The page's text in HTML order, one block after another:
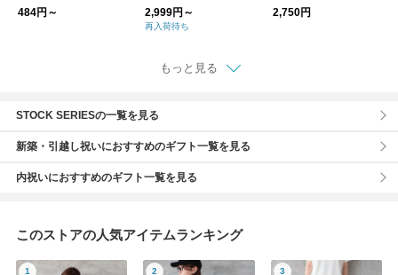
んハンドソープ／松山
油脂
484円～
ic
2,999円～
再入荷待ち
2,750円
もっと見る
STOCK SERIESの一覧を見る
新築・引越し祝いにおすすめのギフト一覧を見る
内祝いにおすすめのギフト一覧を見る
このストアの人気アイテムランキング